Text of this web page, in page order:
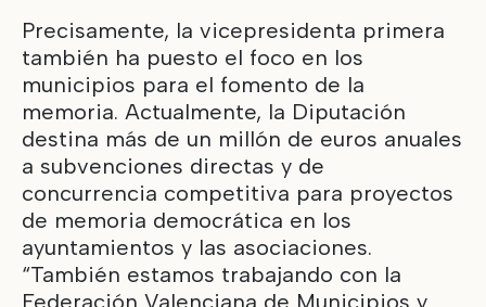
Precisamente, la vicepresidenta primera
también ha puesto el foco en los
municipios para el fomento de la
memoria. Actualmente, la Diputación
destina más de un millón de euros anuales
a subvenciones directas y de
concurrencia competitiva para proyectos
de memoria democrática en los
ayuntamientos y las asociaciones.
“También estamos trabajando con la
Federación Valenciana de Municipios y